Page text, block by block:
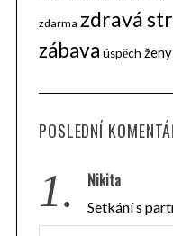
zdarma zdravá
zábava úspěch ženy
POSLEDNÍ
1. Nikita
Setkání s